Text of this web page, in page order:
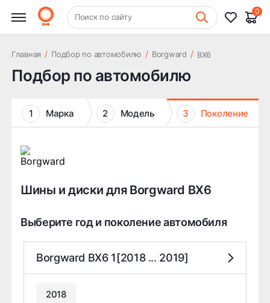
+7 (831) 261-35-35 Шиномонтаж
Поиск по сайту
0
Главная / Подбор по автомобилю / Borgward / BX6
Подбор по автомобилю
1 Марка 2 Модель 3 Поколение
Шины и диски для Borgward BX6
Выберите год и поколение автомобиля
Borgward BX6 1[2018 ... 2019]
2018